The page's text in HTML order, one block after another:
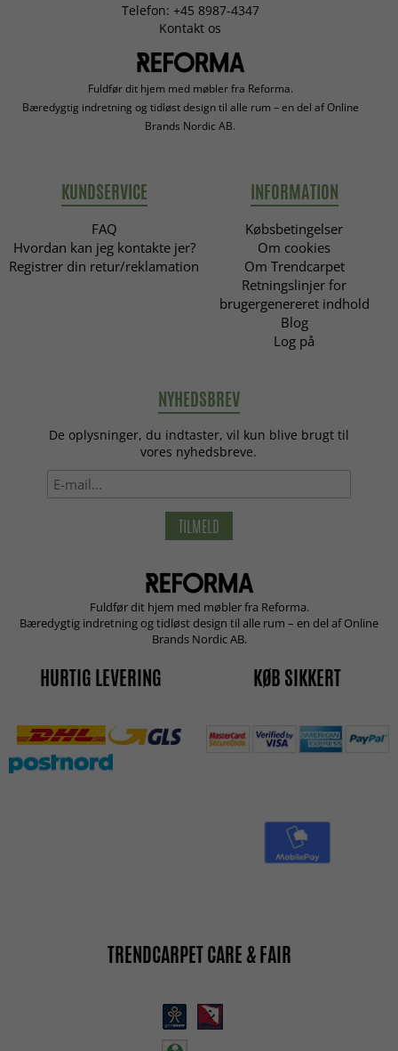
Telefon: +45 8987-4347
Kontakt os
Fuldfør dit hjem med møbler fra Reforma.
Bæredygtig indretning og tidløst design til alle rum – en del af Online
Brands Nordic AB.
KUNDSERVICE
FAQ
Hvordan kan jeg kontakte jer?
Registrer din retur/reklamation
INFORMATION
Købsbetingelser
Om cookies
Om Trendcarpet
Retningslinjer for
brugergenereret indhold
Blog
Log på
NYHEDSBREV
De oplysninger, du indtaster, vil kun blive brugt til
vores nyhedsbreve.
TILMELD
Fuldfør dit hjem med møbler fra Reforma.
Bæredygtig indretning og tidløst design til alle rum – en del af Online
Brands Nordic AB.
HURTIG LEVERING KØB SIKKERT
TRENDCARPET CARE & FAIR